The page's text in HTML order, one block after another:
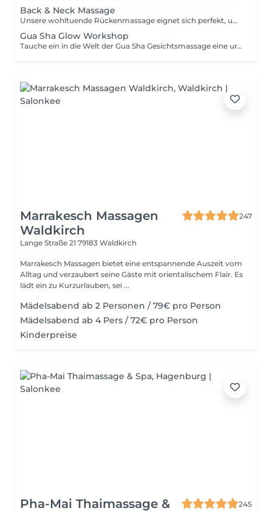
Back & Neck Massage
Unsere wohltuende Rückenmassage eignet sich perfekt, um etwas gegen deine Muskelverspannungen zu unternehmen oder um dem hektischen Alltag zu entfliehen und einfach abzuschalten.
Gua Sha Glow Workshop
Tauche ein in die Welt der Gua Sha Gesichtsmassage eine uralte Beauty-Technik, die Spannungen löst, die Durchblutung anregt und deiner Haut sofort einen frischen Glow schenkt. In dieser gemeinsamen Stunde zeige ich dir Schritt für Schritt: - wie du den Gua Sha Stein richtig anwendest - kleine Handgriffe für definierte Konturen & strahlende Haut - welche Öle deine Massage noch effektiver machen Wir üben direkt gemeinsam du spürst sofort, wie wohltuend die Massage ist, während wir uns durch die einzelnen Griffe arbeiten. Dazu genießt du einen frischen Detox-Drink, der dich von innen erfrischt und perfekt zum Thema passt. Dein Benefit: Sofort sichtbare Ergebnisse, ein entspannteres Hautgefühl, neue Beauty-Skills und eine schöne Auszeit nur für dich. Die Plätze sind auf 10 Teilnehmerinnen begrenzt sichere dir jetzt deinen Platz.
Marrakesch Massagen
Waldkirch
247
Lange Straße 21 79183 Waldkirch
Marrakesch Massagen bietet eine entspannende Auszeit vom
Alltag und verzaubert seine Gäste mit orientalischem Flair. Es
lädt ein zu Kurzurlauben, sei ...
Mädelsabend ab 2 Personen / 79€ pro Person
Mädelsabend ab 4 Pers / 72€ pro Person
Kinderpreise
Pha-Mai Thaimassage & 245